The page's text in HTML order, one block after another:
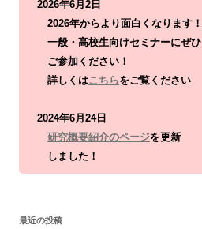
2026年6月2日
2026年からより面白くなります！
一般・高校生向けセミナーにぜひ
ご参加ください！
詳しくはこちらをご覧ください
2024年6月24日
研究概要紹介のページを更新
しました！
最近の投稿